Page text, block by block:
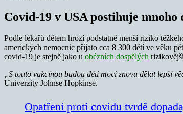
Covid-19 v USA postihuje mnoho
Podle lékařů dětem hrozí podstatně menší riziko
amerických nemocnic přijato cca 8 300 dětí ve věku
covid-19 je stejně jako u obézních dospělých
„S touto vakcínou budou děti moci znovu dělat lepší
Univerzity Johnse Hopkinse.
Opatření proti covidu tvrdě